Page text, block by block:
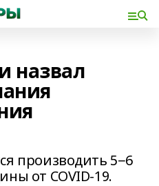
назвал
производить 5−6
от COVID-19.